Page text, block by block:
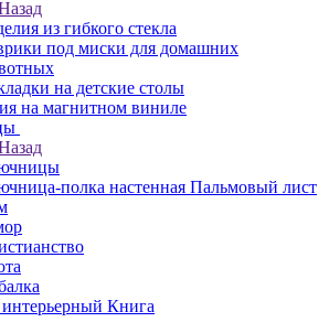
из гибкого стекла
под миски для домашних
на детские столы
на магнитном виниле
полка настенная Пальмовый лист
Книга